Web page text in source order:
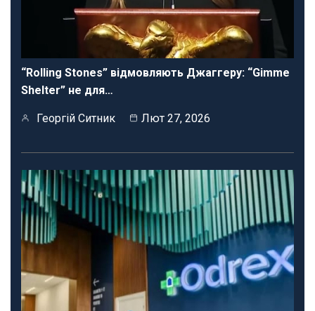
“Rolling Stones” відмовляють Джаггеру: “Gimme
Shelter” не для…
Георгій Ситник Лют 27, 2026